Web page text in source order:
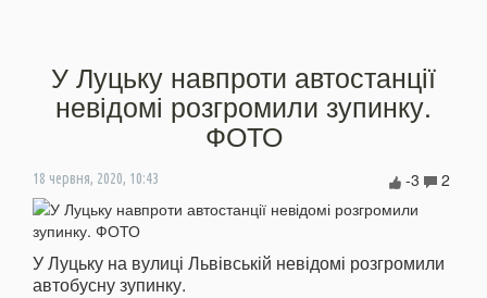
У Луцьку навпроти автостанції
невідомі розгромили зупинку.
ФОТО
18 червня, 2020, 10:43 2
-3
У Луцьку на вулиці Львівській невідомі розгромили
автобусну зупинку.